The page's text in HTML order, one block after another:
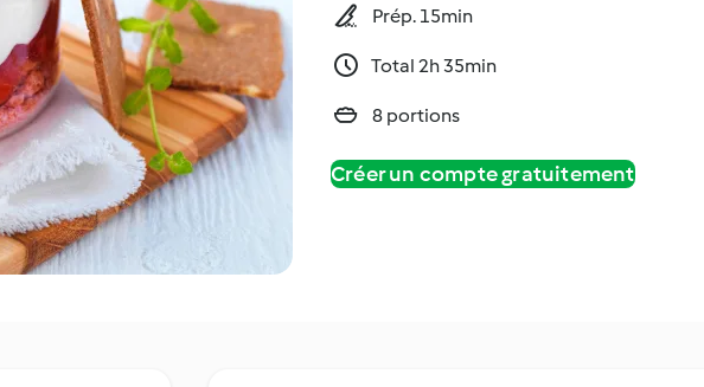
Prép. 15min
Total 2h 35min
8 portions
Créer un compte gratuitement